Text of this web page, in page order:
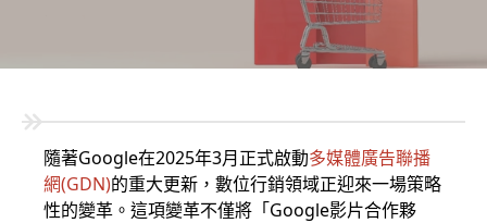
隨著Google在2025年3月正式啟動多媒體廣告聯播
網(GDN)的重大更新，數位行銷領域正迎來一場策略
性的變革。這項變革不僅將「Google影片合作夥